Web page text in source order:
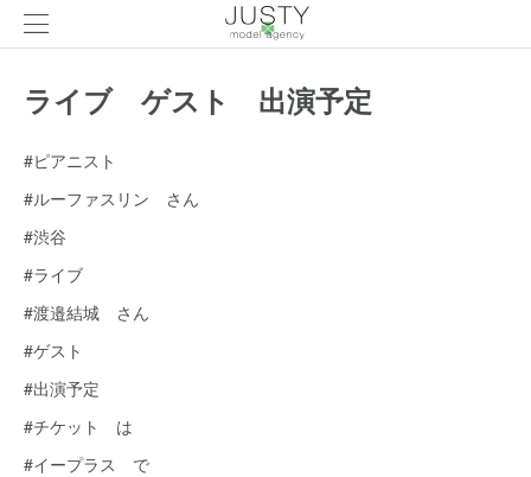
ライブ ゲスト 出演予定
#ピアニスト
#ルーファスリン さん
#渋谷
#ライブ
#渡邉結城 さん
#ゲスト
#出演予定
#チケット は
#イープラス で